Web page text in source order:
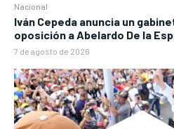
Nacional
Iván Cepeda anuncia un
oposición a Abelardo De la
7 de agosto de 2026